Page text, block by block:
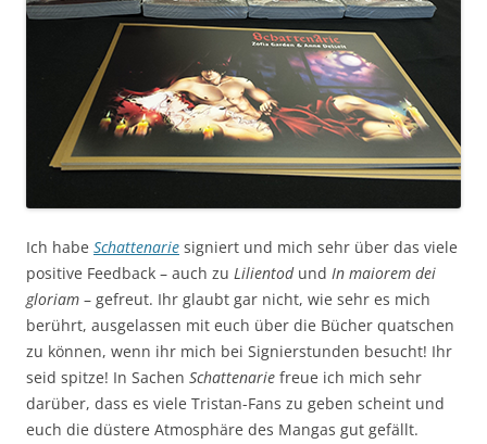
Ich habe Schattenarie signiert und mich sehr über das viele
positive Feedback – auch zu Lilientodund In maiorem dei
gloriam – gefreut. Ihr glaubt gar nicht, wie sehr es mich
berührt, ausgelassen mit euch über die Bücher quatschen
zu können, wenn ihr mich bei Signierstunden besucht! Ihr
seid spitze! In Sachen Schattenarie freue ich mich sehr
darüber, dass es viele Tristan-Fans zu geben scheint und
euch die düstere Atmosphäre des Mangas gut gefällt.